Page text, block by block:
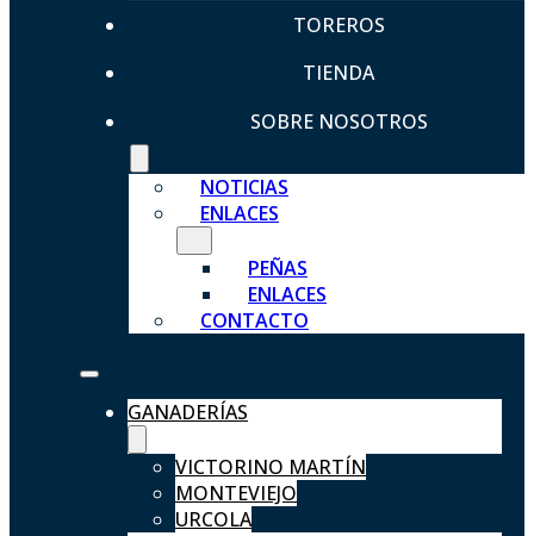
TOREROS
TIENDA
SOBRE NOSOTROS
NOTICIAS
ENLACES
PEÑAS
ENLACES
CONTACTO
GANADERÍAS
VICTORINO MARTÍN
MONTEVIEJO
URCOLA